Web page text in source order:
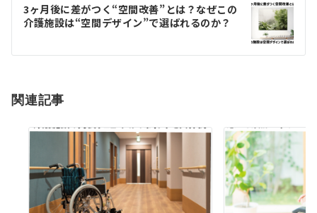
ゲ
シ
ン
3ヶ月後に差がつく“空間改善”とは？なぜこの
介護施設は“空間デザイン”で選ばれるのか？
関連記事